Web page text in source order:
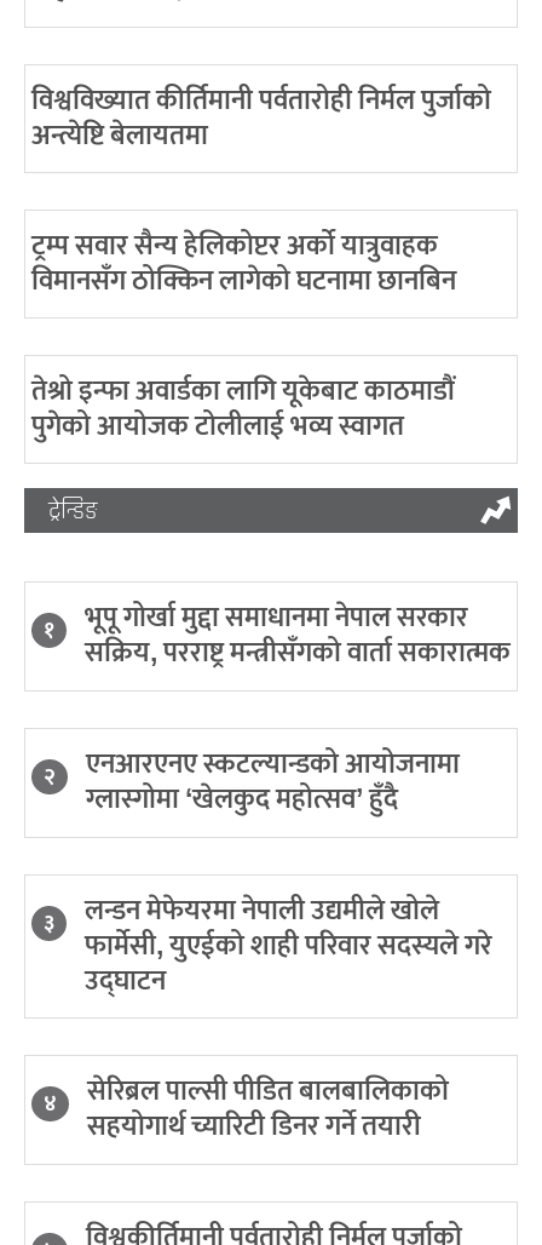
विश्वविख्यात कीर्तिमानी पर्वतारोही निर्मल पुर्जाको
अन्त्येष्टि बेलायतमा
ट्रम्प सवार सैन्य हेलिकोप्टर अर्को यात्रुवाहक
विमानसँग ठोक्किन लागेको घटनामा छानबिन
तेश्रो इन्फा अवार्डका लागि यूकेबाट काठमाडौं
पुगेको आयोजक टोलीलाई भव्य स्वागत
ट्रेन्डिङ
१ भूपू गोर्खा मुद्दा समाधानमा नेपाल सरकार
सक्रिय, परराष्ट्र मन्त्रीसँगको वार्ता सकारात्मक
२ एनआरएनए स्कटल्यान्डको आयोजनामा
ग्लास्गोमा ‘खेलकुद महोत्सव’ हुँदै
३ लन्डन मेफेयरमा नेपाली उद्यमीले खोले
फार्मेसी, युएईको शाही परिवार सदस्यले गरे
उद्घाटन
४ सेरिब्रल पाल्सी पीडित बालबालिकाको
सहयोगार्थ च्यारिटी डिनर गर्ने तयारी